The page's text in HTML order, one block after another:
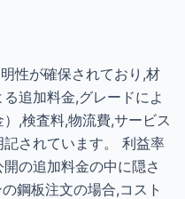
性が確保されており,材
追加料金,グレードによ
,検査料,物流費,サービス
されています。 利益率
の追加料金の中に隠さ
鋼板注文の場合,コスト